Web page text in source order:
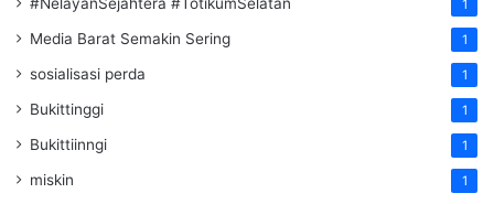
1
Media Barat Semakin Sering 1
sosialisasi perda 1
Bukittinggi 1
Bukittiinngi 1
miskin 1